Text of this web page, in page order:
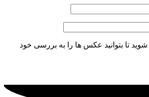
تا بتوانید عکس ها را به بررسی خود